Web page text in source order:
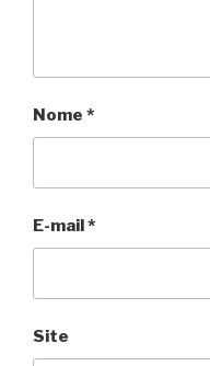
Nome *
E-mail*
Site